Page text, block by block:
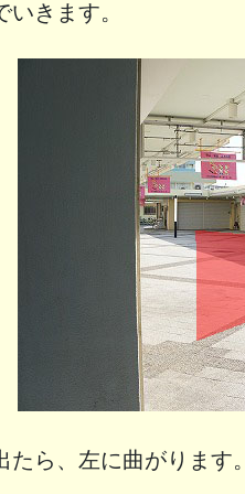
きます。
たら、左に曲がります